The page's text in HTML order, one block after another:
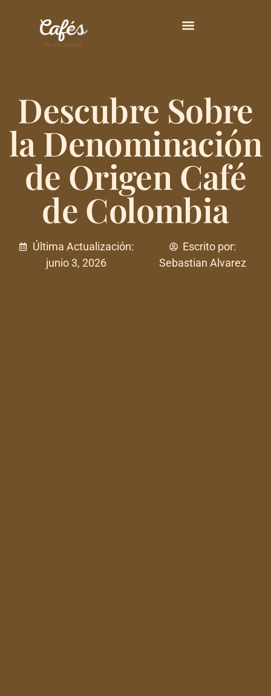
Descubre Sobre
la Denominación
de Origen Café
de Colombia
Última Actualización:
junio 3, 2026
Escrito por:
Sebastian Alvarez